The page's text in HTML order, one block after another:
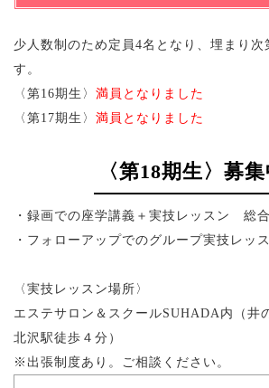
少人数制のため定員4名となり、埋まり次
す。
〈第16期生〉 満員となりました
〈第17期生〉 満員となりました
〈第18期生〉募集
・録画での座学講義＋実技レッスン 総
・フォローアップでのグループ実技レッ
〈実技レッスン場所〉
エステサロン＆スクールSUHADA内（井
北沢駅徒歩４分）
※出張制度あり。ご相談ください。